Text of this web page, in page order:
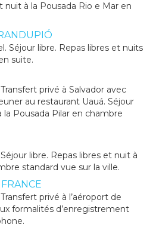
nuit à la Pousada Rio e Mar en
Séjour libre. Repas libres et nuits
suite.
privé à Salvador avec
au restaurant Uauá. Séjour
Pousada Pilar en chambre
libre. Repas libres et nuit à
standard vue sur la ville.
privé à l’aéroport de
formalités d’enregistrement